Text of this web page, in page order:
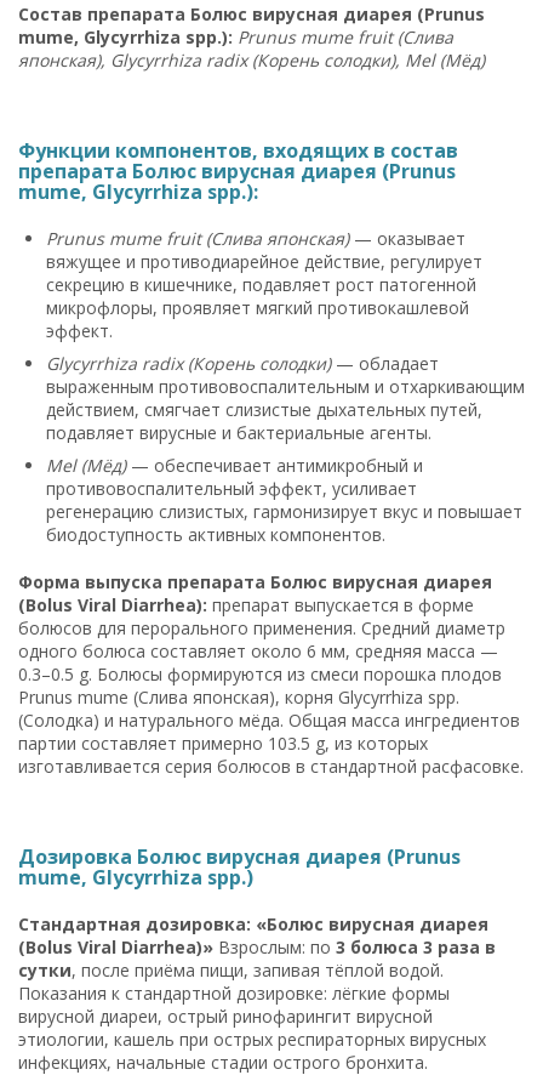
Состав препарата Болюс вирусная диарея (Prunus
mume, Glycyrrhiza spp.): Prunus mume fruit (Слива
японская), Glycyrrhiza radix (Корень солодки), Mel (Мёд)
Функции компонентов, входящих в состав
препарата Болюс вирусная диарея (Prunus
mume, Glycyrrhiza spp.):
Prunus mume fruit (Слива японская)— оказывает
вяжущее и противодиарейное действие, регулирует
секрецию в кишечнике, подавляет рост патогенной
микрофлоры, проявляет мягкий противокашлевой
эффект.
Glycyrrhiza radix (Корень солодки)— обладает
выраженным противовоспалительным и отхаркивающим
действием, смягчает слизистые дыхательных путей,
подавляет вирусные и бактериальные агенты.
Mel (Мёд)— обеспечивает антимикробный и
противовоспалительный эффект, усиливает
регенерацию слизистых, гармонизирует вкус и повышает
биодоступность активных компонентов.
Форма выпуска препарата Болюс вирусная диарея
(Bolus Viral Diarrhea): препарат выпускается в форме
болюсов для перорального применения. Средний диаметр
одного болюса составляет около 6 мм, средняя масса —
0.3–0.5 g. Болюсы формируются из смеси порошка плодов
Prunus mume (Слива японская), корня Glycyrrhiza spp.
(Солодка) и натурального мёда. Общая масса ингредиентов
партии составляет примерно 103.5 g, из которых
изготавливается серия болюсов в стандартной расфасовке.
Дозировка Болюс вирусная диарея (Prunus
mume, Glycyrrhiza spp.)
Стандартная дозировка: «Болюс вирусная диарея
(Bolus Viral Diarrhea)» Взрослым: по 3 болюса 3 раза в
сутки, после приёма пищи, запивая тёплой водой.
Показания к стандартной дозировке: лёгкие формы
вирусной диареи, острый ринофарингит вирусной
этиологии, кашель при острых респираторных вирусных
инфекциях, начальные стадии острого бронхита.